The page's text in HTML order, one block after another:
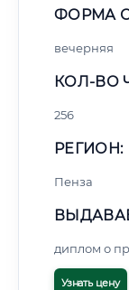
ФОРМА
вечерняя
КОЛ-ВО
256
РЕГИОН:
Пенза
диплом о
Узнать цену